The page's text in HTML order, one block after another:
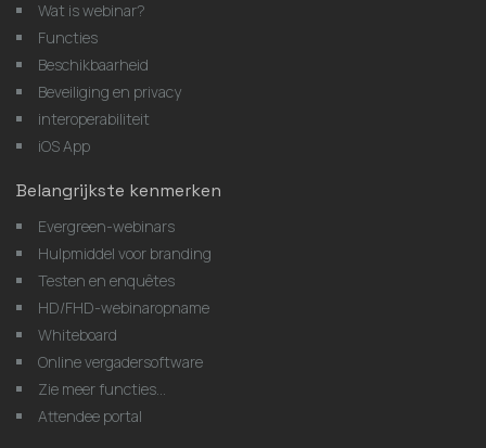
Wat is webinar?
Functies
Beschikbaarheid
Beveiliging en privacy
interoperabiliteit
iOS App
Belangrijkste kenmerken
Evergreen-webinars
Hulpmiddel voor branding
Testen en enquêtes
HD/FHD-webinaropname
Whiteboard
Online vergadersoftware
Zie meer functies...
Attendee portal